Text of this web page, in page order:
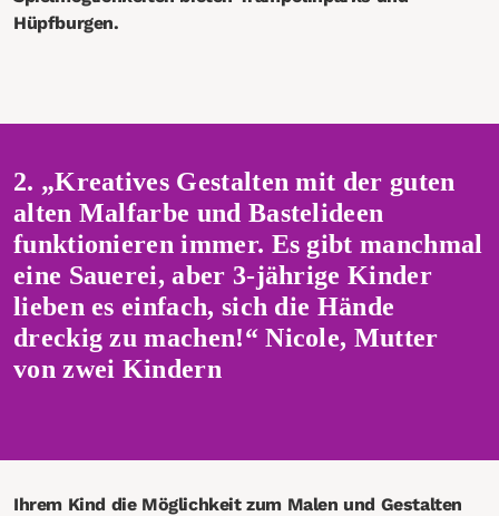
Hüpfburgen.
2. „Kreatives Gestalten mit der guten
alten Malfarbe und Bastelideen
funktionieren immer. Es gibt manchmal
eine Sauerei, aber 3-jährige Kinder
lieben es einfach, sich die Hände
dreckig zu machen!“ Nicole, Mutter
von zwei Kindern
Ihrem Kind die Möglichkeit zum Malen und Gestalten